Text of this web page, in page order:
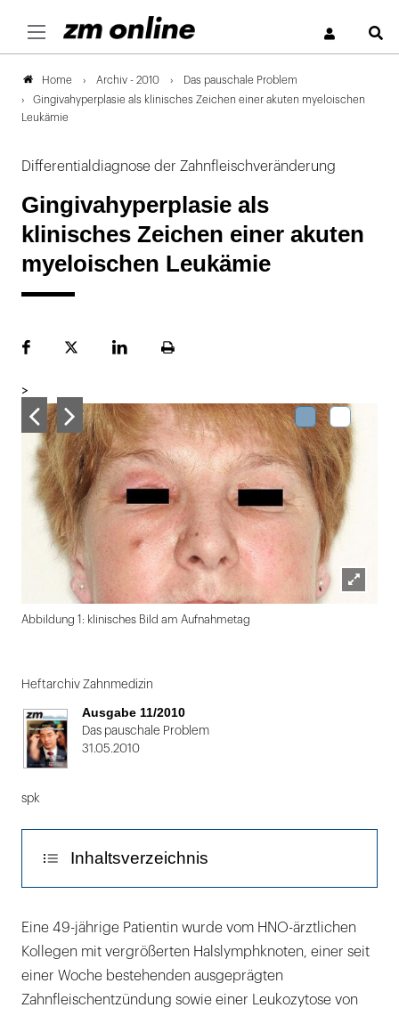
Home Archiv - 2010
Das pauschale Problem
Gingivahyperplasie als klinisches Zeichen einer akuten myeloischen
Leukämie
Differentialdiagnose der Zahnfleischveränderung
Gingivahyperplasie als
klinisches Zeichen einer akuten
myeloischen Leukämie
FacebookPlattformLinekdInSeite
>
Abbildung 1: klinisches Bild am Aufnahmetag
1
von
2
Heftarchiv Zahnmedizin
Ausgabe 11/2010
Das pauschale Problem
31.05.2010
spk
Inhaltsverzeichnis
Diskussion
Eine 49-jährige Patientin wurde vom HNO-ärztlichen
Kollegen mit vergrößerten Halslymphknoten, einer seit
einer Woche bestehenden ausgeprägten
Zahnfleischentzündung sowie einer Leukozytose von